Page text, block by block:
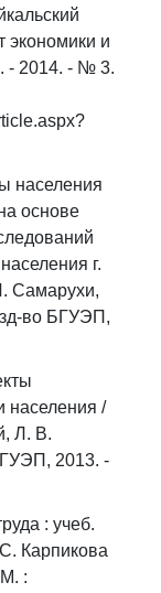
экономики и
- 2014. - № 3.
населения
основе
г.
Самарухи,
во БГУЭП,
населения /
Л. В.
2013. -
: учеб.
Карпикова
: